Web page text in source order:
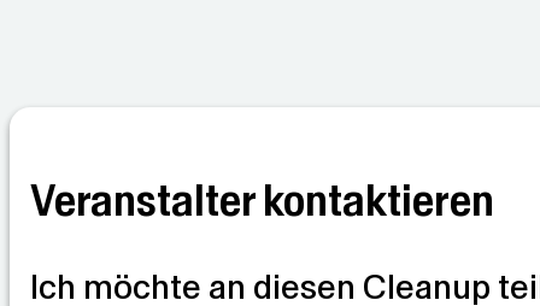
Veranstalter kontaktieren
Ich möchte an diesen Cleanup